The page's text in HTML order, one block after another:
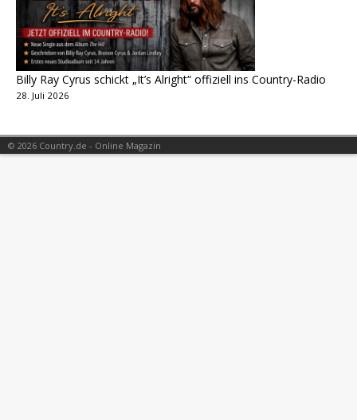
Billy Ray Cyrus schickt „It’s Alright“ offiziell ins Country-Radio
28. Juli 2026
© 2026 Country.de - Online Magazin